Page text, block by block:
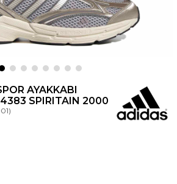
AYAKKABI
SPIRITAIN 2000